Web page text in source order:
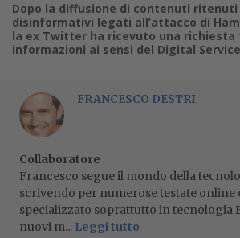
Dopo la diffusione di contenuti
disinformativi legati all’attacco di
la ex Twitter ha ricevuto una richiesta
informazioni ai sensi del Digital
FRANCESCO DESTRI
Collaboratore
Francesco segue il mondo della
scrivendo per numerose testate online
specializzato soprattutto in tecnologia
nuovi m... Leggi tutto